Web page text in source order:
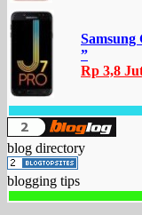
Samsung
”
Rp 3,8
blog directory
blogging tips